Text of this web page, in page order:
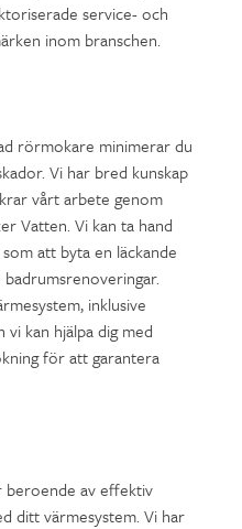
service- och
inom branschen.
rörmokare minimerar du
Vi har bred kunskap
vårt arbete genom
Vatten. Vi kan ta hand
att byta en läckande
inklusive
kan hjälpa dig med
för att garantera
beroende av effektiv
ditt värmesystem. Vi har